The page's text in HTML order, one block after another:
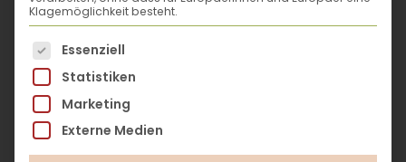
schmackhafte Suppenkreationen bis hin zu
süßen Desserts bleibt hier kein Wunsch
offen.
Klagemöglichkeit besteht.
Es folgt eine Liste der Service-Gruppen, für die
Essenziell
Statistiken
Marketing
Externe Medien